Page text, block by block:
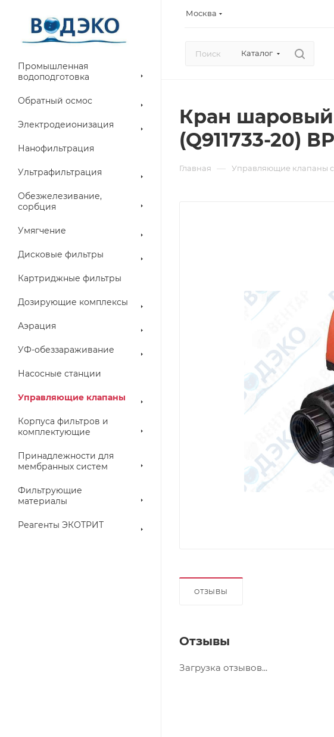
Москва
Каталог
Промышленная
водоподготовка
Обратный осмос
Электродеионизация
Нанофильтрация
Ультрафильтрация
Обезжелезивание,
сорбция
Умягчение
Дисковые фильтры
Картриджные фильтры
Дозирующие комплексы
Аэрация
УФ-обеззараживание
Насосные станции
Управляющие клапаны
Корпуса фильтров и
комплектующие
Принадлежности для
мембранных систем
Фильтрующие
материалы
Реагенты ЭКОТРИТ
Кран шаровый
(Q911733-20)
Главная — Управляющие клапаны
ОТЗЫВЫ
Отзывы
Загрузка отзывов...